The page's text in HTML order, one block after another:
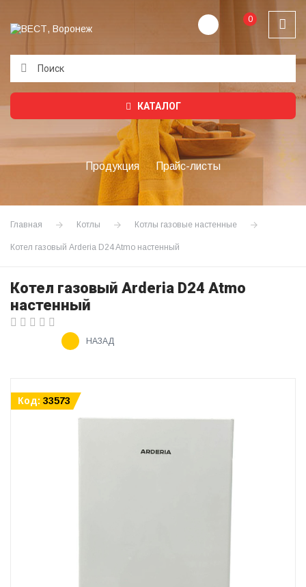
0
КАТАЛОГ
Продукция Прайс-листы
Главная Котлы Котлы газовые настенные
Котел газовый Arderia D24 Atmo настенный
Котел газовый Arderia D24 Atmo
настенный
НАЗАД
Код: 33573